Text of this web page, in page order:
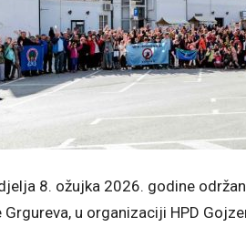
8. ožujka 2026. godine
Grgureva, u organizaciji HPD